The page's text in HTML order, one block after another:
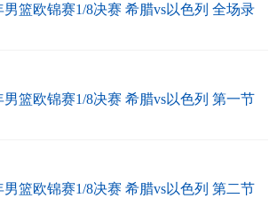
男篮欧锦赛1/8决赛 希腊vs以色列 全场录
男篮欧锦赛1/8决赛 希腊vs以色列 第一节
男篮欧锦赛1/8决赛 希腊vs以色列 第二节